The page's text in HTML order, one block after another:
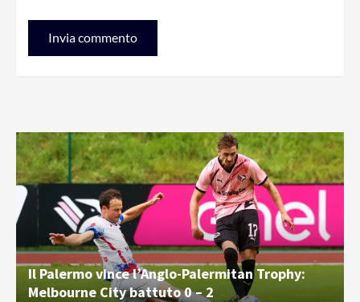
Il Palermo vince l’Anglo-Palermitan Trophy:
Melbourne City battuto 0 – 2